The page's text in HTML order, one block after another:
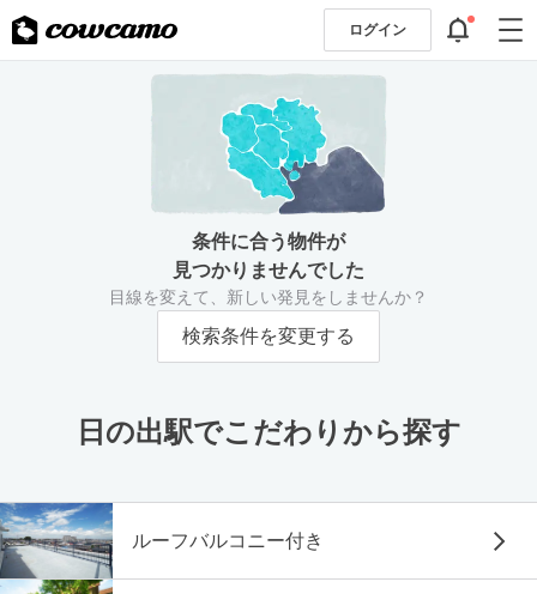
ログイン
条件に合う物件が
見つかりませんでした
目線を変えて、新しい発見をしませんか？
検索条件を変更する
日の出駅でこだわりから探す
ルーフバルコニー付き